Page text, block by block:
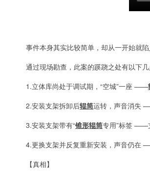
事件本身其实比较简单，却从一开始就陷
通过现场勘查，此案的蹊跷之处有以下几
1.立体库尚处于调试期，“空城”一座 ——
2.安装支架拆卸后辊筒运转，声音消失
3.安装支架带有“锥形辊筒专用”标签 ——
4.更换支架并反复重新安装，声音仍在
【真相】